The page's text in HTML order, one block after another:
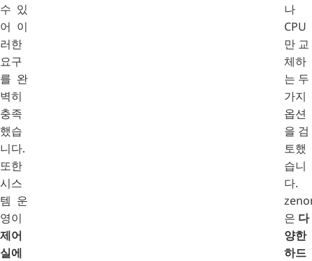
수 있
어 이
러한
요구
를 완
벽히
충족
했습
니다.
또한
시스
템 운
영이
제어
실에
나
CPU
만 교
체하
는 두
가지
옵션
을 검
토했
습니
다.
은 다
양한
하드